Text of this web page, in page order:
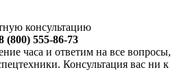
консультацию
(800) 555-86-73
часа и ответим на все вопросы,
Консультация вас ни к